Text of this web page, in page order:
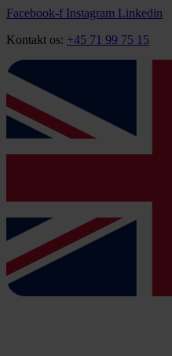
Videre
indhold
Facebook-f Instagram Linkedin
Kontakt os: +45 71 99 75 15